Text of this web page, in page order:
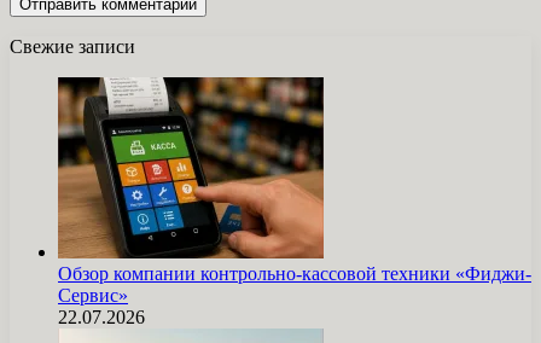
Свежие записи
Обзор компании контрольно-кассовой техники «Фиджи-
Сервис»
22.07.2026